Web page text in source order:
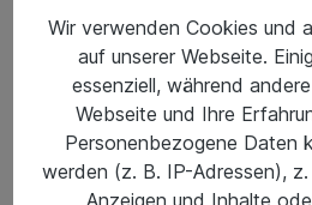
Wir verwenden Cookies und
auf unserer Webseite.
essenziell, während
Webseite und Ihre
Personenbezogene Daten
werden (z. B. IP-Adressen),